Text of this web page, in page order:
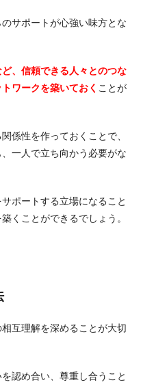
サポートが心強い味方とな
、信頼できる人々とのつな
ワークを築いておく ことが
係性を作っておくことで、
一人で立ち向かう必要がな
ポートする立場になること
くことができるでしょう。
互理解を深めることが大切
認め合い、尊重し合うこと